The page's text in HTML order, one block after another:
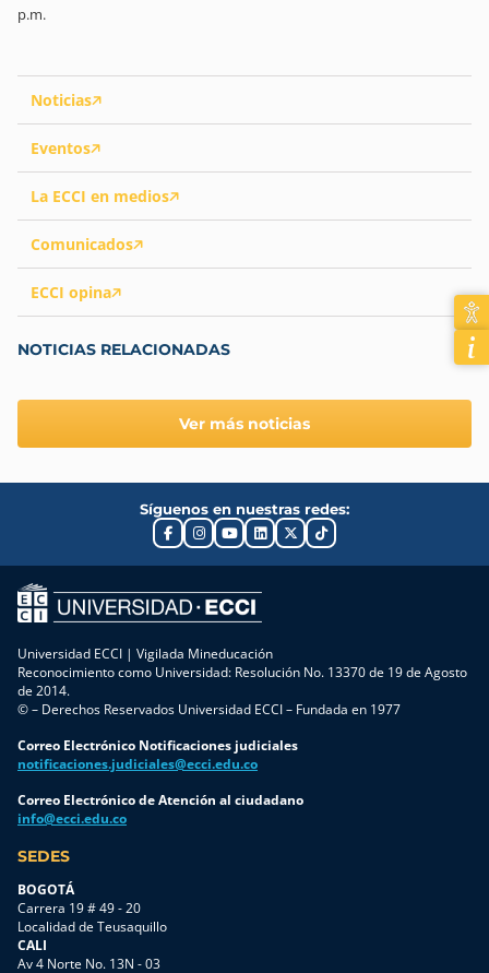
Noticias
Eventos
La ECCI en medios
Comunicados
ECCI opina
NOTICIAS RELACIONADAS
Ver más noticias
p.m.
Síguenos en nuestras redes:
Universidad ECCI | Vigilada Mineducación
Reconocimiento como Universidad: Resolución No. 13370 de 19 de Agosto
de 2014.
© – Derechos Reservados Universidad ECCI – Fundada en 1977
Correo Electrónico Notificaciones judiciales
notificaciones.judiciales@ecci.edu.co
Correo Electrónico de Atención al ciudadano
info@ecci.edu.co
SEDES
BOGOTÁ
Carrera 19 # 49 - 20
Localidad de Teusaquillo
CALI
Av 4 Norte No. 13N - 03